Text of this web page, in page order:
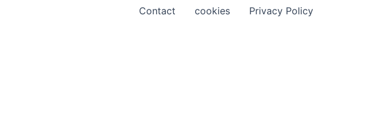
Contact cookies Privacy Policy